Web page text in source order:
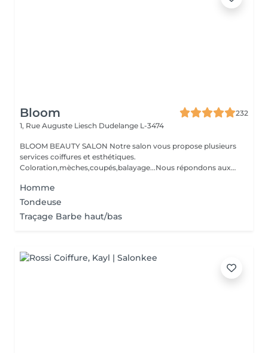
Bloom
232
1, Rue Auguste Liesch Dudelange L-3474
BLOOM BEAUTY SALON Notre salon vous propose plusieurs
services coiffures et esthétiques.
Coloration,mèches,coupés,balayage...Nous répondons aux
Homme
Tondeuse
Traçage Barbe haut/bas